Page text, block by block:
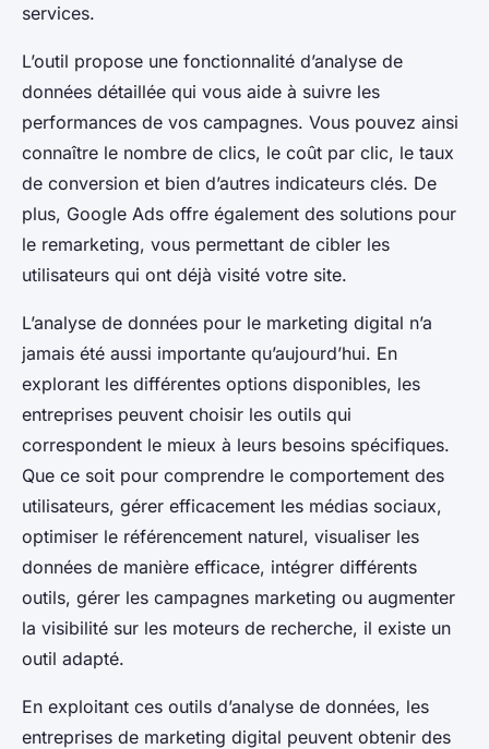
services.
L’outil propose une fonctionnalité d’analyse de
données détaillée qui vous aide à suivre les
performances de vos campagnes. Vous pouvez ainsi
connaître le nombre de clics, le coût par clic, le taux
de conversion et bien d’autres indicateurs clés. De
plus, Google Ads offre également des solutions pour
le remarketing, vous permettant de cibler les
utilisateurs qui ont déjà visité votre site.
L’analyse de données pour le marketing digital n’a
jamais été aussi importante qu’aujourd’hui. En
explorant les différentes options disponibles, les
entreprises peuvent choisir les outils qui
correspondent le mieux à leurs besoins spécifiques.
Que ce soit pour comprendre le comportement des
utilisateurs, gérer efficacement les médias sociaux,
optimiser le référencement naturel, visualiser les
données de manière efficace, intégrer différents
outils, gérer les campagnes marketing ou augmenter
la visibilité sur les moteurs de recherche, il existe un
outil adapté.
En exploitant ces outils d’analyse de données, les
entreprises de marketing digital peuvent obtenir des